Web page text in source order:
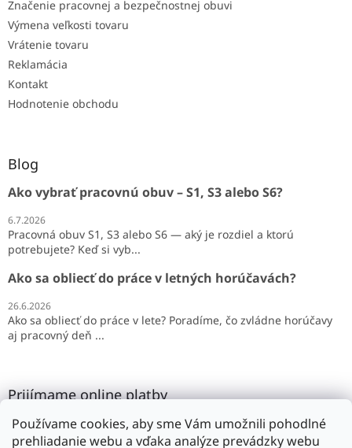
Používame cookies, aby sme Vám umožnili pohodlné
prehliadanie webu a vďaka analýze prevádzky webu
Značenie pracovnej a bezpečnostnej obuvi
Výmena veľkosti tovaru
Vrátenie tovaru
Reklamácia
Kontakt
Hodnotenie obchodu
Blog
Ako vybrať pracovnú obuv – S1, S3 alebo S6?
6.7.2026
Pracovná obuv S1, S3 alebo S6 — aký je rozdiel a ktorú
potrebujete? Keď si vyb...
Ako sa obliecť do práce v letných horúčavách?
26.6.2026
Ako sa obliecť do práce v lete? Poradíme, čo zvládne horúčavy
aj pracovný deň ...
Prijímame online platby